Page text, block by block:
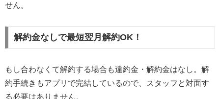
せん。
解約金なしで最短翌月解約OK！
もし合わなくて解約する場合も違約金・解約金はなし。解
約手続きもアプリで完結しているので、スタッフと対面す
る必要はありません。